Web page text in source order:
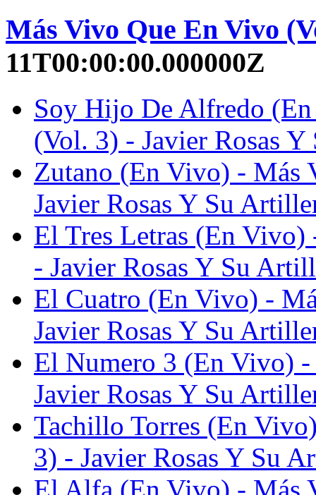
Más Vivo Que En Vivo
11T00:00:00.000000Z
Soy Hijo De Alfredo
(Vol. 3) - Javier Rosas
Zutano (En Vivo) - Más
Javier Rosas Y Su
El Tres Letras (En
- Javier Rosas Y Su
El Cuatro (En Vivo) -
Javier Rosas Y Su
El Numero 3 (En Vivo)
Javier Rosas Y Su
Tachillo Torres (En
3) - Javier Rosas Y Su
El Alfa (En Vivo) - Más